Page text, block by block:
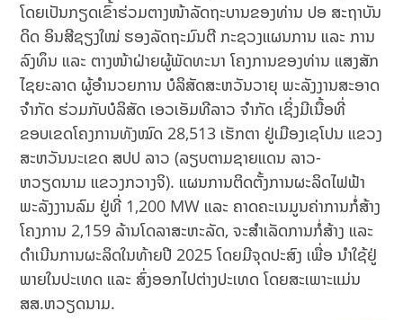
ໂດຍເປັນກຽດເຂົ້າຮ່ວມຕາງໜ້າລັດຖະບານຂອງທ່ານ ປອ ສະຖາບັນ
ດິດ ອິນສີຊຽງໃໝ່ ຮອງລັດຖະມົນຕີ ກະຊວງແຜນການ ແລະ ການ
ລົງທຶນ ແລະ ຕາງໜ້າຝ່າຍຜູ້ພັດທະນາ ໂຄງການຂອງທ່ານ ແສງສັກ
ໄຊຍະລາດ ຜູ້ອໍານວຍການ ບໍລິສັດສະຫວັນວາຍຸ ພະລັງງານສະອາດ
ຈໍາກັດ ຮ່ວມກັບບໍລິສັດ ເອວເອັມທີລາວ ຈໍາກັດ ເຊິ່ງມີເນື້ອທີ່
ຂອບເຂດໂຄງການທັງໝົດ 28,513 ເຮັກຕາ ຢູ່ເມືອງເຊໂປນ ແຂວງ
ສະຫວັນນະເຂດ ສປປ ລາວ (ລຽບຕາມຊາຍແດນ ລາວ-
ຫວຽດນາມ ແຂວງກວາງຈິ). ແຜນການຕິດຕັ້ງການຜະລິດໄຟຟ້າ
ພະລັງງານລົມ ຢູ່ທີ່ 1,200 MW ແລະ ຄາດຄະເນມູນຄ່າການກໍ່ສ້າງ
ໂຄງການ 2,159 ລ້ານໂດລາສະຫະລັດ, ຈະສໍາເລັດການກໍ່ສ້າງ ແລະ
ດໍາເນີນການຜະລິດໃນທ້າຍປີ 2025 ໂດຍມີຈຸດປະສົງ ເພື່ອ ນໍາໃຊ້ຢູ່
ພາຍໃນປະເທດ ແລະ ສົ່ງອອກໄປຕ່າງປະເທດ ໂດຍສະເພາະແມ່ນ
ສສ.ຫວຽດນາມ.